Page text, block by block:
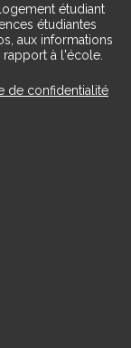
étudiant
étudiantes
aux informations
à l'école.
de confidentialité